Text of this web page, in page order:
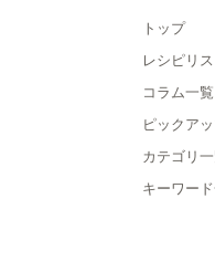
トップ
レシピリス
コラム一覧
ピックア
カテゴリ
キーワー